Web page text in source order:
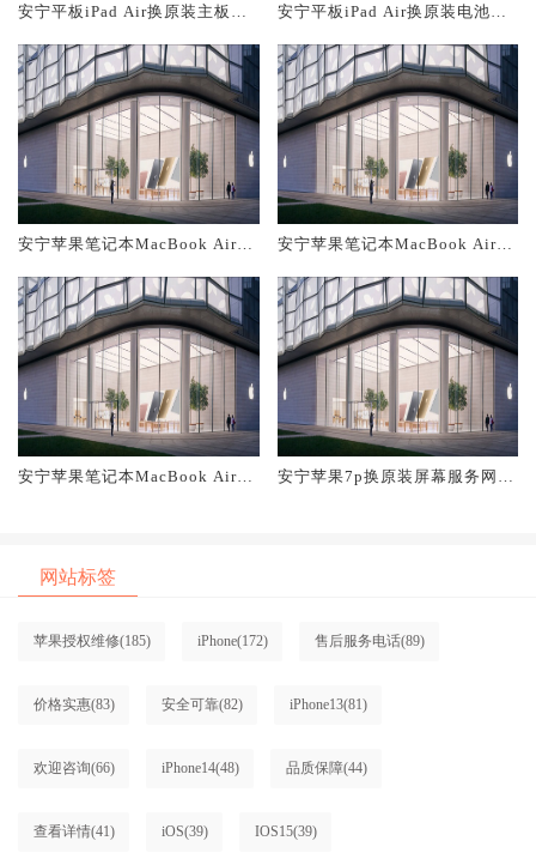
安宁平板iPad Air换原装主板维
安宁平板iPad Air换原装电池维
安宁苹果笔记本MacBook Air换
安宁苹果笔记本MacBook Air换
安宁苹果笔记本MacBook Air换
安宁苹果7p换原装屏幕服务网点
网站标签
苹果授权维修(185) iPhone(172) 售后服务电话(89)
价格实惠(83) 安全可靠(82) iPhone13(81)
欢迎咨询(66) iPhone14(48) 品质保障(44)
查看详情(41) iOS(39) IOS15(39)